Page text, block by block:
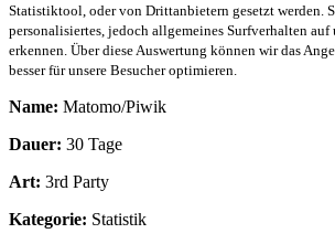
Statistiktool, oder von Drittanbietern gesetzt werden.
personalisiertes, jedoch allgemeines Surfverhalten auf
erkennen. Über diese Auswertung können wir das
besser für unsere Besucher optimieren.
Name: Matomo/Piwik
Dauer: 30 Tage
Art: 3rd Party
Kategorie: Statistik